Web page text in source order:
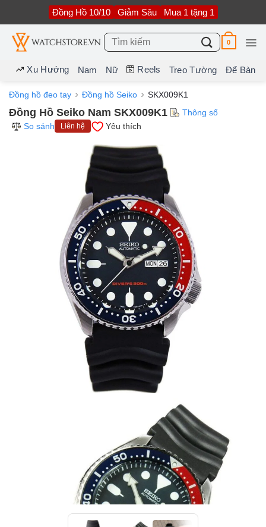
nội
dung
Đồng Hồ 10/10 Giảm Sâu Mua 1 tặng 1
Tìm
kiếm:
0
Xu Hướng Nam Nữ Reels Treo Tường Để Bàn
Đồng hồ đeo tay Đồng hồ Seiko SKX009K1
Đồng Hồ Seiko Nam SKX009K1
Thông số
So sánh
Liên hệ Yêu thích